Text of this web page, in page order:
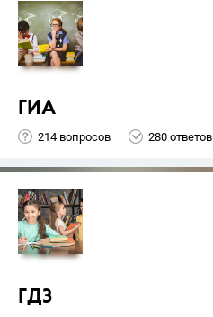
ГИА
214 вопросов 280 ответов
ГДЗ